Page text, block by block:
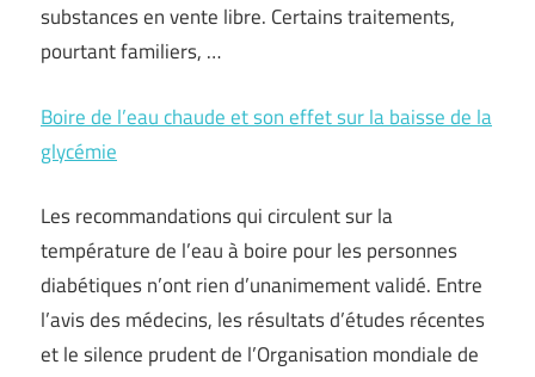
substances en vente libre. Certains traitements,
pourtant familiers, …
Boire de l’eau chaude et son effet sur la baisse de la
glycémie
Les recommandations qui circulent sur la
température de l’eau à boire pour les personnes
diabétiques n’ont rien d’unanimement validé. Entre
l’avis des médecins, les résultats d’études récentes
et le silence prudent de l’Organisation mondiale de